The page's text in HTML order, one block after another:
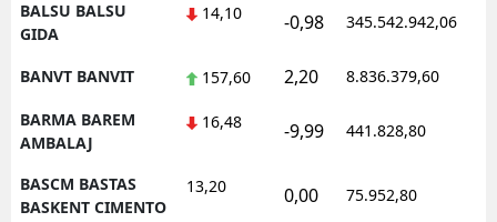
BALSU BALSU
GIDA
14,10 -0,98 345.542.942,06
BANVT BANVIT 157,60 2,20 8.836.379,60
BARMA BAREM
AMBALAJ
16,48 -9,99 441.828,80
BASCM BASTAS
BASKENT CIMENTO
13,20 0,00 75.952,80